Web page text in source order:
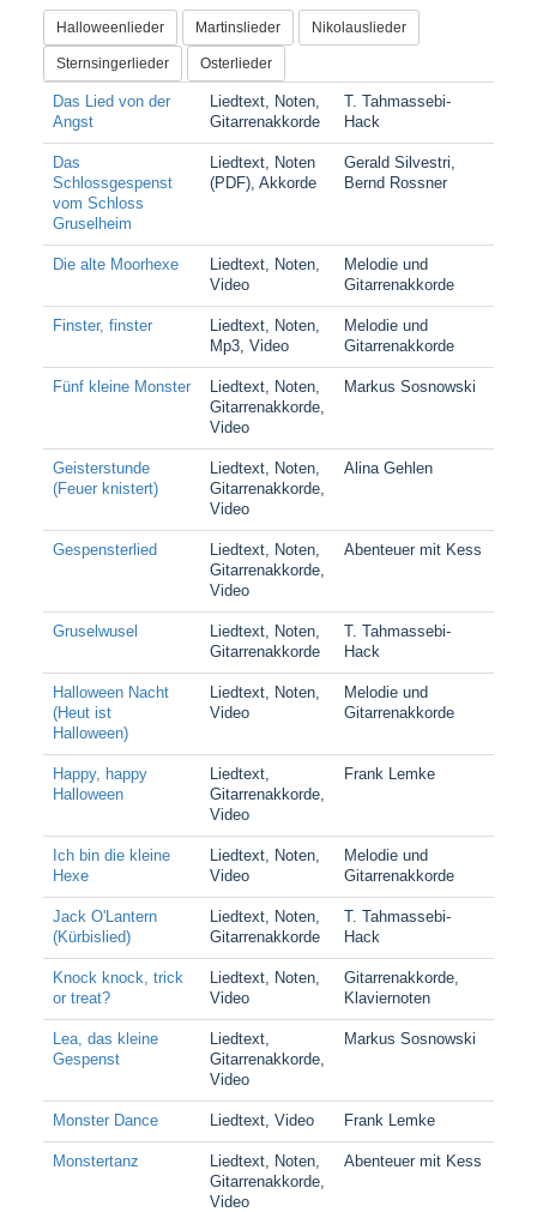
Halloweenlieder Martinslieder Nikolauslieder
Sternsingerlieder Osterlieder
Das Lied von der
Angst
Liedtext, Noten,
Gitarrenakkorde
T. Tahmassebi-
Hack
Das
Schlossgespenst
vom Schloss
Gruselheim
Liedtext, Noten
(PDF), Akkorde
Gerald Silvestri,
Bernd Rossner
Die alte Moorhexe
Liedtext, Noten,
Video
Melodie und
Gitarrenakkorde
Finster, finster
Liedtext, Noten,
Mp3, Video
Melodie und
Gitarrenakkorde
Fünf kleine Monster
Liedtext, Noten,
Gitarrenakkorde,
Video
Markus Sosnowski
Geisterstunde
(Feuer knistert)
Liedtext, Noten,
Gitarrenakkorde,
Video
Alina Gehlen
Gespensterlied
Liedtext, Noten,
Gitarrenakkorde,
Video
Abenteuer mit Kess
Gruselwusel
Liedtext, Noten,
Gitarrenakkorde
T. Tahmassebi-
Hack
Halloween Nacht
(Heut ist
Halloween)
Liedtext, Noten,
Video
Melodie und
Gitarrenakkorde
Happy, happy
Halloween
Liedtext,
Gitarrenakkorde,
Video
Frank Lemke
Ich bin die kleine
Hexe
Liedtext, Noten,
Video
Melodie und
Gitarrenakkorde
Jack O'Lantern
(Kürbislied)
Liedtext, Noten,
Gitarrenakkorde
T. Tahmassebi-
Hack
Knock knock, trick
or treat?
Liedtext, Noten,
Video
Gitarrenakkorde,
Klaviernoten
Lea, das kleine
Gespenst
Liedtext,
Gitarrenakkorde,
Video
Markus Sosnowski
Monster Dance Liedtext, Video Frank Lemke
Monstertanz
Liedtext, Noten,
Gitarrenakkorde,
Video
Abenteuer mit Kess